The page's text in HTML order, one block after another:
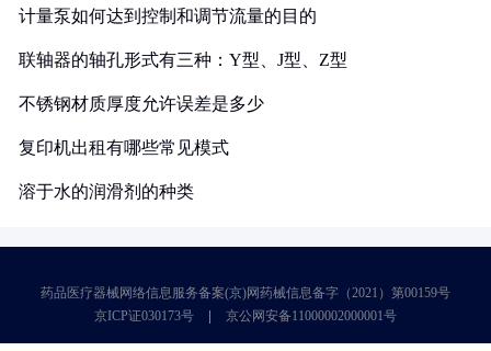
计量泵如何达到控制和调节流量的目的
联轴器的轴孔形式有三种：Y型、J型、Z型
不锈钢材质厚度允许误差是多少
复印机出租有哪些常见模式
溶于水的润滑剂的种类
药品医疗器械网络信息服务备案(京)网药械信息备字（2021）第00159号
京ICP证030173号
京公网安备11000002000001号